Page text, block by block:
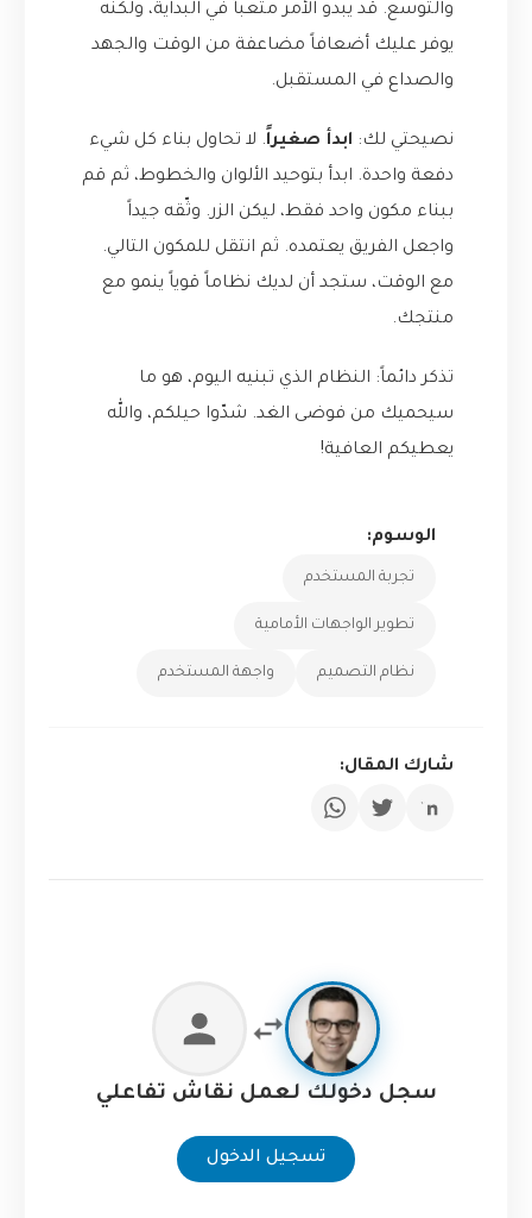
والتوسع. قد يبدو الأمر متعباً في البداية، ولكنه
يوفر عليك أضعافاً مضاعفة من الوقت والجهد
والصداع في المستقبل.
نصيحتي لك: ابدأ صغيراً. لا تحاول بناء كل شيء
دفعة واحدة. ابدأ بتوحيد الألوان والخطوط، ثم قم
ببناء مكون واحد فقط، ليكن الزر. وثّقه جيداً
واجعل الفريق يعتمده. ثم انتقل للمكون التالي.
مع الوقت، ستجد أن لديك نظاماً قوياً ينمو مع
منتجك.
تذكر دائماً: النظام الذي تبنيه اليوم، هو ما
سيحميك من فوضى الغد. شدّوا حيلكم، والله
يعطيكم العافية!
الوسوم:
تجربة المستخدم
تطوير الواجهات الأمامية
نظام التصميم واجهة المستخدم
شارك المقال:
سجل دخولك لعمل نقاش تفاعلي
تسجيل الدخول